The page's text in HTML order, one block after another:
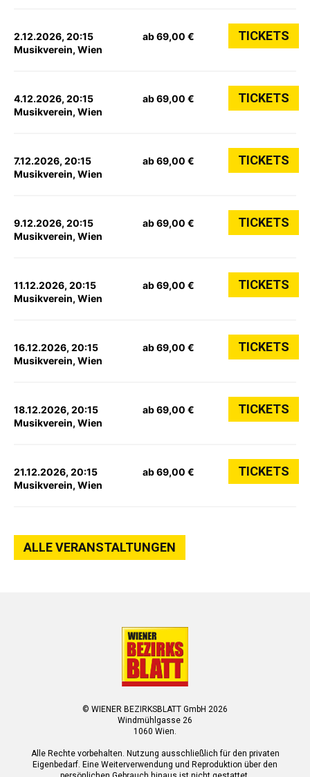
2.12.2026, 20:15
Musikverein, Wien
ab 69,00 € TICKETS
4.12.2026, 20:15
Musikverein, Wien
ab 69,00 € TICKETS
7.12.2026, 20:15
Musikverein, Wien
ab 69,00 € TICKETS
9.12.2026, 20:15
Musikverein, Wien
ab 69,00 € TICKETS
11.12.2026, 20:15
Musikverein, Wien
ab 69,00 € TICKETS
16.12.2026, 20:15
Musikverein, Wien
ab 69,00 € TICKETS
18.12.2026, 20:15
Musikverein, Wien
ab 69,00 € TICKETS
21.12.2026, 20:15
Musikverein, Wien
ab 69,00 € TICKETS
ALLE VERANSTALTUNGEN
© WIENER BEZIRKSBLATT GmbH 2026
Windmühlgasse 26
1060 Wien.
Alle Rechte vorbehalten. Nutzung ausschließlich für den privaten
Eigenbedarf. Eine Weiterverwendung und Reproduktion über den